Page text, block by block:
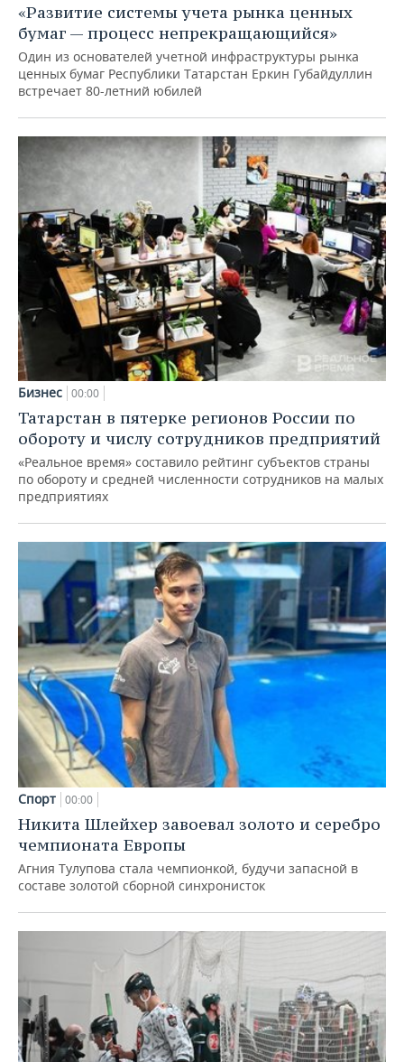
«Развитие системы учета рынка ценных
бумаг — процесс непрекращающийся»
Один из основателей учетной инфраструктуры рынка
ценных бумаг Республики Татарстан Еркин Губайдуллин
встречает 80-летний юбилей
Бизнес 00:00
Татарстан в пятерке регионов России по
обороту и числу сотрудников предприятий
«Реальное время» составило рейтинг субъектов страны
по обороту и средней численности сотрудников на малых
предприятиях
Спорт 00:00
Никита Шлейхер завоевал золото и серебро
чемпионата Европы
Агния Тулупова стала чемпионкой, будучи запасной в
составе золотой сборной синхронисток